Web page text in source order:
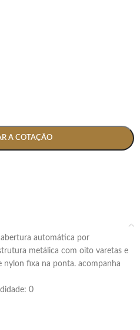
A COTAÇÃO
metálica com oito varetas e
nylon fixa na ponta. acompanha
0